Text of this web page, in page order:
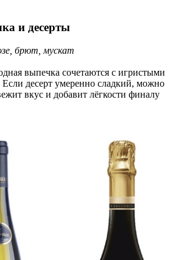
и десерты
брют, мускат
выпечка сочетаются с игристыми
десерт умеренно сладкий, можно
вкус и добавит лёгкости финалу